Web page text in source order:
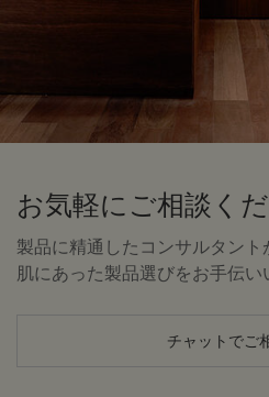
お気軽にご相談く
製品に精通したコンサルタン
肌にあった製品選びをお手伝い
チャットでご